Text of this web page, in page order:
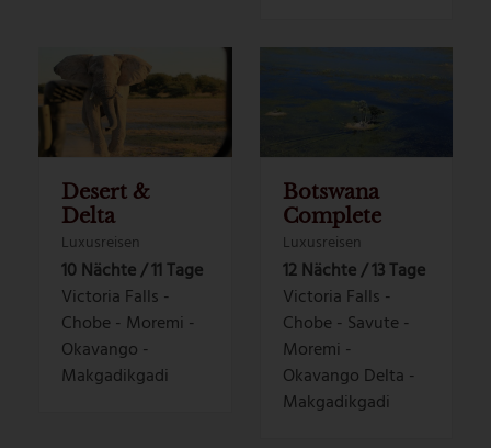
Desert &
Delta
Luxusreisen
10 Nächte / 11 Tage
Victoria Falls -
Chobe - Moremi -
Okavango -
Makgadikgadi
Botswana
Complete
Luxusreisen
12 Nächte / 13 Tage
Victoria Falls -
Chobe - Savute -
Moremi -
Okavango Delta -
Makgadikgadi